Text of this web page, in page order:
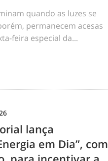
quando as luzes se
permanecem acesas
feira especial da...
lança
em Dia”, com